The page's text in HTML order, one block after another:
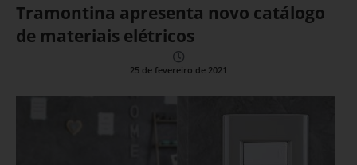
Tramontina apresenta novo catálogo
de materiais elétricos
25 de fevereiro de 2021